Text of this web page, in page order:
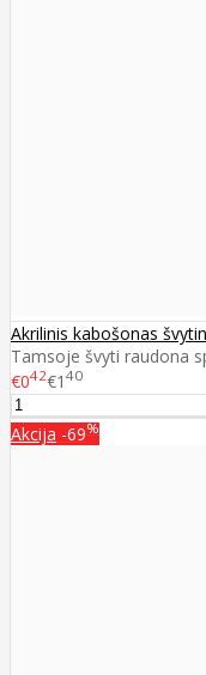
Akrilinis kabošonas
Tamsoje švyti raudona
€042€1 40
Akcija -69%